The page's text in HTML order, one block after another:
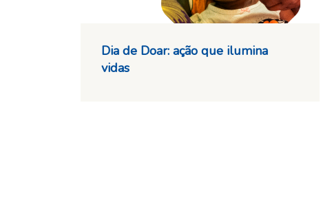
Dia de Doar: ação que ilumina
vidas